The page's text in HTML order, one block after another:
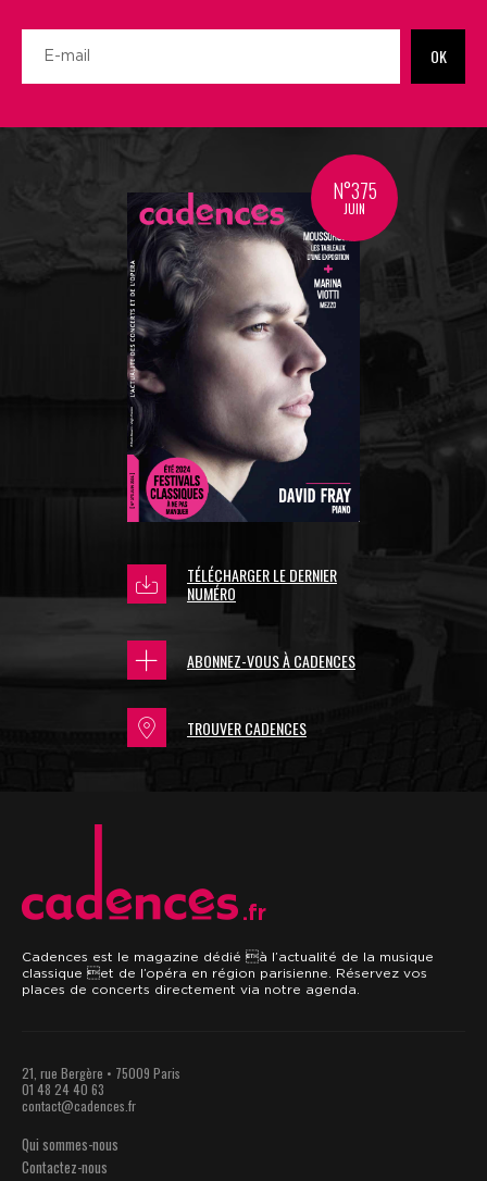
OK
N°375
JUIN
TÉLÉCHARGER LE DERNIER
NUMÉRO
ABONNEZ-VOUS À CADENCES
TROUVER CADENCES
.fr
Cadences est le magazine dédié à l’actualité de la musique
classique et de l’opéra en région parisienne. Réservez vos
places de concerts directement via notre agenda.
21, rue Bergère • 75009 Paris
01 48 24 40 63
contact@cadences.fr
Qui sommes-nous
Contactez-nous